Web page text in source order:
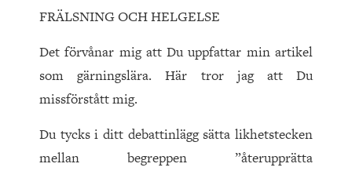
FRÄLSNING OCH HELGELSE
Det förvånar mig att Du uppfattar min artikel
som gärningslära. Här tror jag att Du
missförstått mig.
Du tycks i ditt debattinlägg sätta likhetstecken
mellan begreppen ”återupprätta